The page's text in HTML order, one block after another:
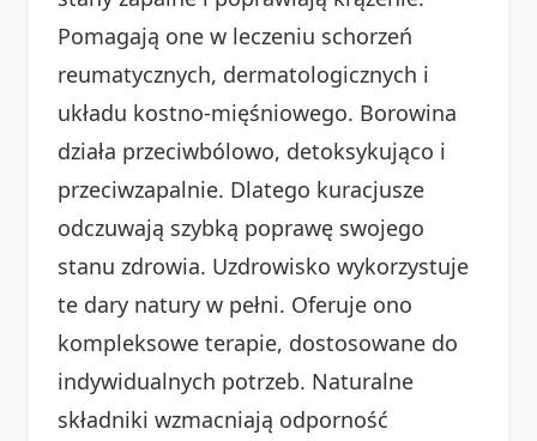
Pomagają one w leczeniu schorzeń
reumatycznych, dermatologicznych i
układu kostno-mięśniowego. Borowina
działa przeciwbólowo, detoksykująco i
przeciwzapalnie. Dlatego kuracjusze
odczuwają szybką poprawę swojego
stanu zdrowia. Uzdrowisko wykorzystuje
te dary natury w pełni. Oferuje ono
kompleksowe terapie, dostosowane do
indywidualnych potrzeb. Naturalne
składniki wzmacniają odporność